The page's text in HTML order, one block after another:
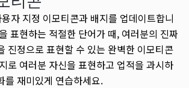
자 지정 이모티콘과 배지를 업데이트합니
표현하는 적절한 단어가 때, 여러분의 진짜
진정으로 표현할 수 있는 완벽한 이모티콘
로 여러분 자신을 표현하고 업적을 과시하
를 재미있게 연습하세요.